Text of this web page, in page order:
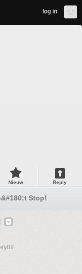
log in
Nieuw Reply
Stop!